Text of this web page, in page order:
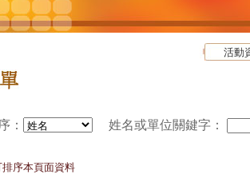
活動
： 姓名或單位關鍵字：
序本頁面資料